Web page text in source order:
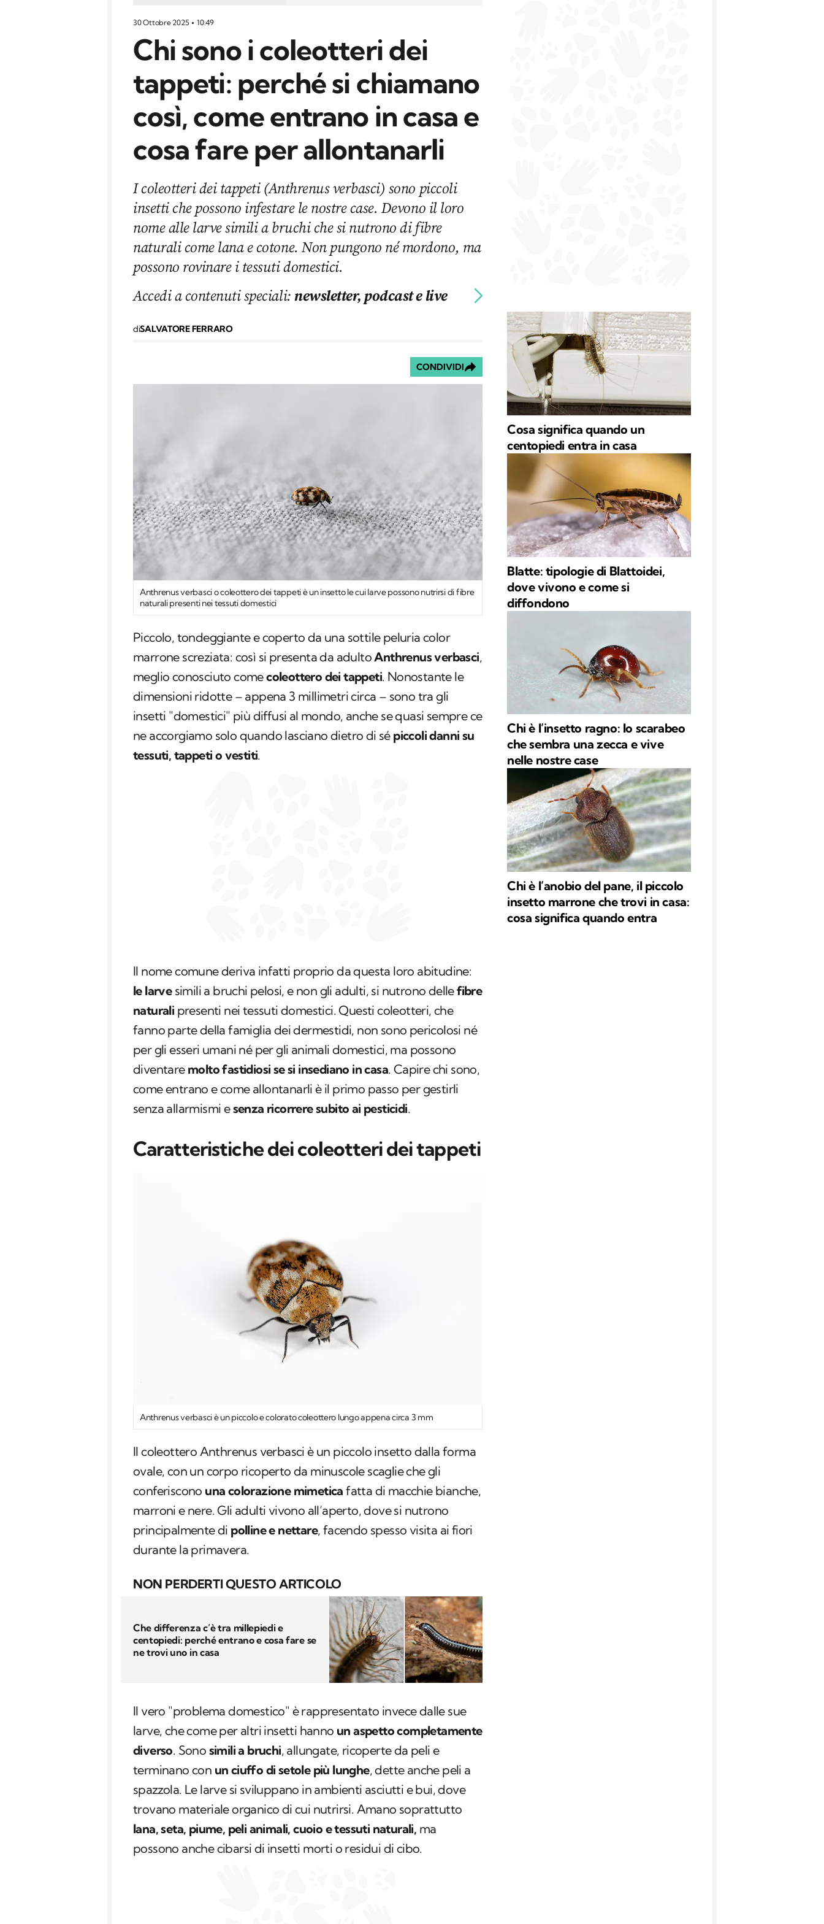
30 Ottobre 2025 10:49
Chi sono i coleotteri dei
tappeti: perché si chiamano
così, come entrano in casa e
cosa fare per allontanarli
I coleotteri dei tappeti (Anthrenus verbasci) sono piccoli
insetti che possono infestare le nostre case. Devono il loro
nome alle larve simili a bruchi che si nutrono di fibre
naturali come lana e cotone. Non pungono né mordono, ma
possono rovinare i tessuti domestici.
Accedi a contenuti speciali:newsletter, podcast e live
diSALVATORE FERRARO
CONDIVIDI
Anthrenus verbascio coleottero dei tappeti è un insetto le cui larve possono nutrirsi di fibre
naturali presenti nei tessuti domestici
Piccolo, tondeggiante e coperto da una sottile peluria color
marrone screziata: così si presenta da adultoAnthrenus verbasci,
meglio conosciuto comecoleottero dei tappeti. Nonostante le
dimensioni ridotte – appena 3 millimetri circa – sono tra gli
insetti "domestici" più diffusi al mondo, anche se quasi sempre ce
ne accorgiamo solo quando lasciano dietro di sé piccoli danni su
tessuti, tappeti o vestiti.
Il nome comune deriva infatti proprio da questa loro abitudine:
le larvesimili a bruchi pelosi, e non gli adulti, si nutrono dellefibre
naturali presenti nei tessuti domestici. Questi coleotteri, che
fanno parte della famiglia dei dermestidi, non sono pericolosi né
per gli esseri umani né per gli animali domestici, ma possono
diventare molto fastidiosi se si insediano in casa. Capire chi sono,
come entrano e come allontanarli è il primo passo per gestirli
senza allarmismi esenza ricorrere subito ai pesticidi.
Caratteristiche dei coleotteri dei tappeti
Anthrenus verbasciè un piccolo e colorato coleottero lungo appena circa 3 mm
Il coleottero Anthrenus verbasci è un piccolo insetto dalla forma
ovale, con un corpo ricoperto da minuscole scaglie che gli
conferiscono una colorazione mimetica fatta di macchie bianche,
marroni e nere. Gli adulti vivono all’aperto, dove si nutrono
principalmente di polline e nettare, facendo spesso visita ai fiori
durante la primavera.
NON PERDERTI QUESTO ARTICOLO
Che differenza c’è tra millepiedi e
centopiedi: perché entrano e cosa fare se
ne trovi uno in casa
Il vero "problema domestico" è rappresentato invece dalle sue
larve, che come per altri insetti hanno un aspetto completamente
diverso. Sono simili a bruchi, allungate, ricoperte da peli e
terminano con un ciuffo di setole più lunghe, dette anche peli a
spazzola. Le larve si sviluppano in ambienti asciutti e bui, dove
trovano materiale organico di cui nutrirsi. Amano soprattutto
lana, seta, piume, peli animali, cuoio e tessuti naturali, ma
possono anche cibarsi di insetti morti o residui di cibo.
Cosa significa quando un
centopiedi entra in casa
Blatte: tipologie di Blattoidei,
dove vivono e come si
diffondono
Chi è l’insetto ragno: lo scarabeo
che sembra una zecca e vive
nelle nostre case
Chi è l’anobio del pane, il piccolo
insetto marrone che trovi in casa:
cosa significa quando entra